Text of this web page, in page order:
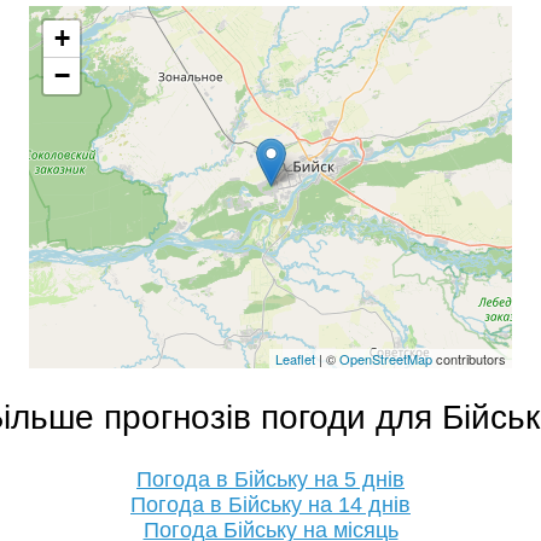
+
−
Leaflet | ©OpenStreetMapcontributors
прогнозів погоди для
Погода в Бійську на 5 днів
Погода в Бійську на 14 днів
Погода Бійську на місяць